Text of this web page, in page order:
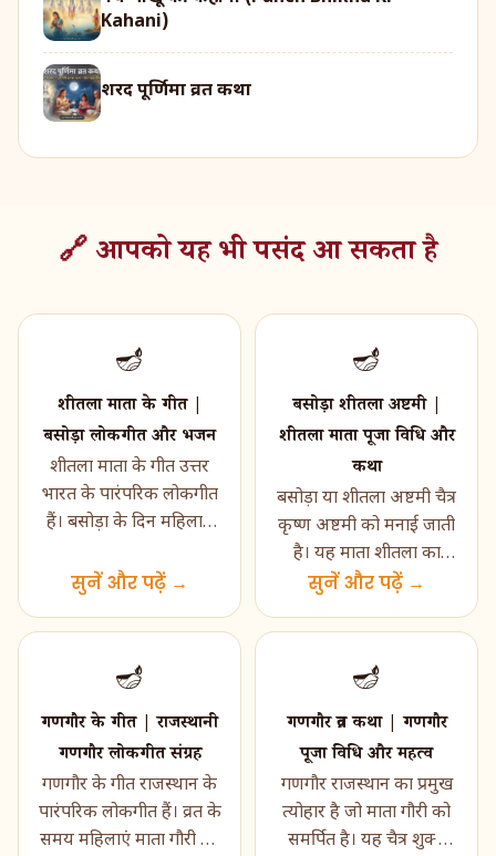
Kahani)
शरद पूर्णिमा व्रत कथा
🔗 आपको यह भी पसंद आ सकता है
🪔
शीतला माता के गीत |
बसोड़ा लोकगीत और भजन
शीतला माता के गीत उत्तर
भारत के पारंपरिक लोकगीत
हैं। बसोड़ा के दिन महिलाएं
गीत गाती हैं। य�...
सुनें और पढ़ें →
🪔
बसोड़ा शीतला अष्टमी |
शीतला माता पूजा विधि और
कथा
बसोड़ा या शीतला अष्टमी चैत्र
कृष्ण अष्टमी को मनाई जाती
है। यह माता शीतला का
त्योहार है। एक दिन पहले
सुनें और पढ़ें →
🪔
गणगौर के गीत | राजस्थानी
गणगौर लोकगीत संग्रह
गणगौर के गीत राजस्थान के
पारंपरिक लोकगीत हैं। व्रत के
समय महिलाएं माता गौरी की
🪔
गणगौर व्रत कथा | गणगौर
पूजा विधि और महत्व
गणगौर राजस्थान का प्रमुख
त्योहार है जो माता गौरी को
समर्पित है। यह चैत्र शुक्ल